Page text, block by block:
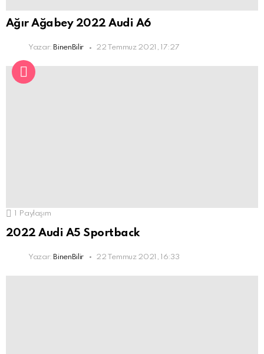
Ağır Ağabey 2022 Audi A6
Yazar: BinenBilir 22 Temmuz 2021, 17:27
Paylaşım
2022 Audi A5 Sportback
Yazar: BinenBilir 22 Temmuz 2021, 16:33